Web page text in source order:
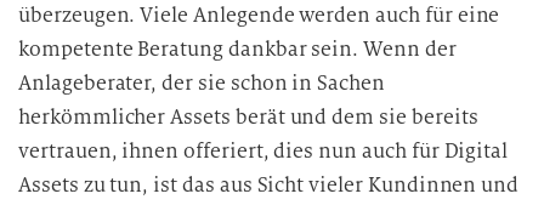
überzeugen. Viele Anlegende werden auch für eine
kompetente Beratung dankbar sein. Wenn der
Anlageberater, der sie schon in Sachen
herkömmlicher Assets berät und dem sie bereits
vertrauen, ihnen offeriert, dies nun auch für Digital
Assets zu tun, ist das aus Sicht vieler Kundinnen und